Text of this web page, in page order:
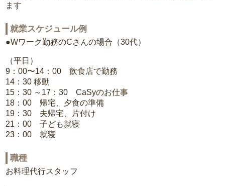
ます
就業スケジュール例
●Wワーク勤務のCさんの場合（30代）
（平日）
9：00〜14：00 飲食店で勤務
14：30 移動
15：30 ～17：30 CaSyのお仕事
18：00 帰宅、夕食の準備
19：30 夫帰宅、片付け
21：00 子ども就寝
23：00 就寝
職種
お料理代行スタッフ